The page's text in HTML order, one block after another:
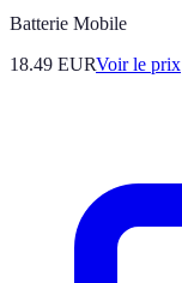
Batterie Mobile
18.49 EURVoir le prix